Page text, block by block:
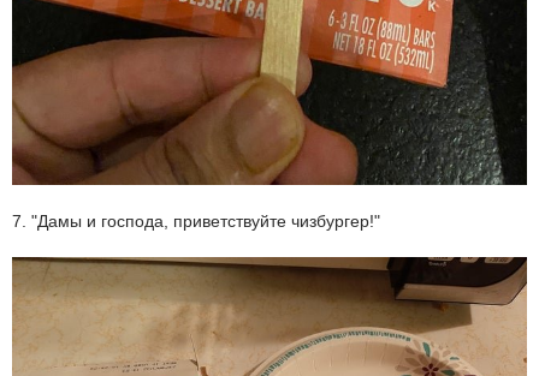
7. "Дамы и господа, приветствуйте чизбургер!"